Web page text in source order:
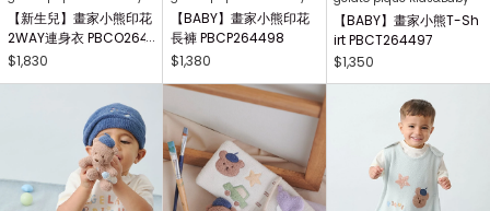
【新生兒】畫家小熊印花
2WAY連身衣 PBCO264
738
$1,830
【BABY】畫家小熊印花
長褲 PBCP264498
$1,380
【BABY】畫家小熊T-Sh
irt PBCT264497
$1,350